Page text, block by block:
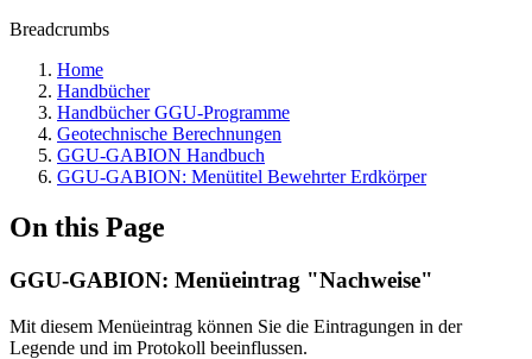
Breadcrumbs
Home
Handbücher
Handbücher GGU-Programme
Geotechnische Berechnungen
GGU-GABION Handbuch
GGU-GABION: Menütitel Bewehrter Erdkörper
On this Page
GGU-GABION: Menüeintrag "Nachweise"
Mit diesem Menüeintrag können Sie die Eintragungen in der
Legende und im Protokoll beeinflussen.